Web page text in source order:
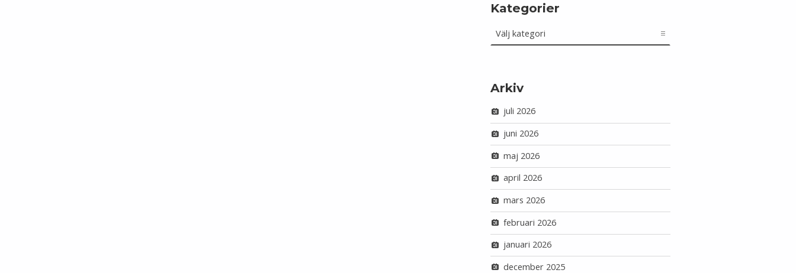
Kategorier
Arkiv
juli 2026
juni 2026
maj 2026
april 2026
mars 2026
februari 2026
januari 2026
december 2025